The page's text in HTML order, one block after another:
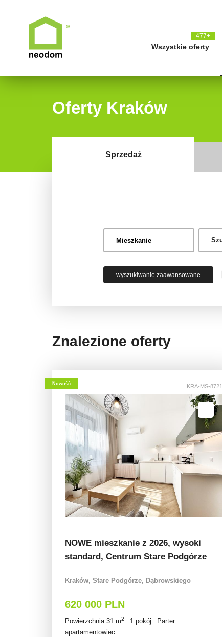
Wszystkie oferty
477+
Oferty Kraków
Sprzedaż
wyszukiwanie zaawansowane
Znalezione oferty
Nowość KRA-MS-8721
NOWE mieszkanie z 2026, wysoki
standard, Centrum Stare Podgórze
Kraków, Stare Podgórze, Dąbrowskiego
620 000 PLN
Powierzchnia 31 m2 1 pokój
Parter
apartamentowiec